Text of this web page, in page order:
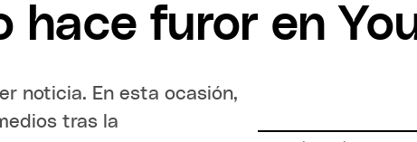
hace furor en
noticia. En esta ocasión,
tras la